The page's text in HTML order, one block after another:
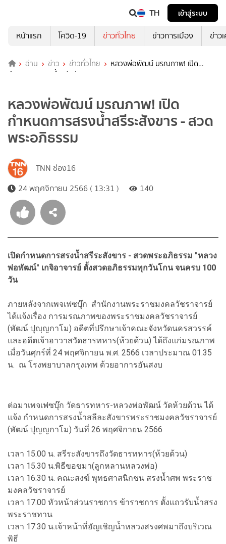
TH
เข้าสู่ระบบ
หน้าแรก
โควิด-19 ข่าวทั่วไทย ข่าวการเมือง ข่าว
อ่าน ข่าว ข่าวทั่วไทย
หลวงพ่อพัฒน์ มรณภาพ! เปิด
กำหนดการสรงน้ำสรีระสังขาร - สวดพระอภิธรรม
หลวงพ่อพัฒน์ มรณภาพ! เปิด
กำหนดการสรงน้ำสรีระสังขาร - สวด
พระอภิธรรม
TNN ช่อง16
24 พฤศจิกายน 2566 ( 13:31 )
140
เปิดกำหนดการสรงน้ำสรีระสังขาร - สวดพระอภิธรรม "หลวง
พ่อพัฒน์" เกจิอาจารย์ ตั้งสวดอภิธรรมทุกวันโกน จนครบ 100
วัน
ภายหลังจากเพจเฟซบุ๊ก สำนักงานพระราชมงคลวัชราจารย์
ได้แจ้งเรื่อง การมรณภาพของพระราชมงคลวัชราจารย์
(พัฒน์ ปุญฺญกาโม) อดีตที่ปรึกษาเจ้าคณะจังหวัดนครสวรรค์
และอดีตเจ้าอาวาสวัดธารทหาร(ห้วยด้วน) ได้ถึงแก่มรณภาพ
เมื่อวันศุกร์ที่ 24 พฤศจิกายน พ.ศ. 2566 เวลาประมาณ 01.35
น. ณ โรงพยาบาลกรุงเทพ ด้วยอาการอันสงบ
ต่อมาเพจเฟซบุ๊ก วัดธารทหาร-หลวงพ่อพัฒน์ วัดห้วยด้วน ได้
แจ้ง กำหนดการสรงน้ำสลีละสังขารพระราชมงคลวัชราจารย์
(พัฒน์ ปุญญกาโม) วันที่ 26 พฤศจิกายน 2566
เวลา 15.00 น. สรีระสังขารถึงวัดธารทหาร(ห้วยด้วน)
เวลา 15.30 น.พิธีขอขมา(ลูกหลานหลวงพ่อ)
เวลา 16.30 น. คณะสงฆ์ พุทธศาสนิกชน สรงน้ำศพ พระราช
มงคลวัชราจารย์
เวลา 17.00 หัวหน้าส่วนราชการ ข้าราชการ ตั้งแถวรับน้ำสรง
พระราชทาน
เวลา 17.30 น.เจ้าหน้าที่อัญเชิญน้ำหลวงสรงศพมาถึงบริเวณ
พิธี